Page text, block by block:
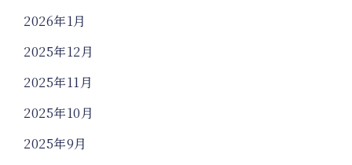
2026年1月
2025年12月
2025年11月
2025年10月
2025年9月